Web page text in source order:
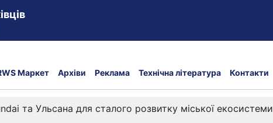
Маркет Архіви Реклама Технічна література Контакти
та Ульсана для сталого розвитку міської екосистеми